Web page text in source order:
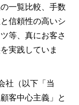
一覧比較、手数
信頼性の高いシ
等、真にお客さ
実践していま
社（以下「当
客中心主義」と